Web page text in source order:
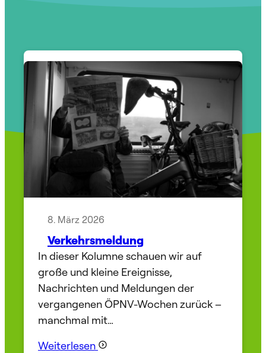
8. März 2026
Verkehrsmeldung
In dieser Kolumne schauen wir auf
große und kleine Ereignisse,
Nachrichten und Meldungen der
vergangenen ÖPNV-Wochen zurück –
manchmal mit…
Weiterlesen